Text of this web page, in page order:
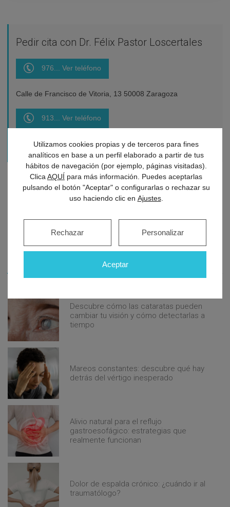
Pedir cita con Dr. Félix Pastor Loscertales
976... Ver teléfono
Calle de Francisco de Vitoria, 13 50008 Zaragoza
913... Ver teléfono
Clínica Ordás C/ Padre Damián 37 Madrid
Comparte este artículo en...
Descubre cómo las cataratas pueden
cambiar tu visión y cómo detectarlas a
tiempo
Mareos constantes: descubre qué hay
detrás del vértigo inesperado
Alivio natural para el reflujo
gastroesofágico: estrategias que
realmente funcionan
Dolor de espalda crónico: ¿cuándo ir al
traumatólogo?
Utilizamos cookies propias y de terceros para fines
analíticos en base a un perfil elaborado a partir de tus
hábitos de navegación (por ejemplo, páginas visitadas).
Clica AQUÍ para más información. Puedes aceptarlas
pulsando el botón "Aceptar" o configurarlas o rechazar su
uso haciendo clic en Ajustes.
Aceptar
Rechazar Personalizar